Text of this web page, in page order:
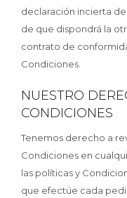
declaración incierta
de que dispondrá la
contrato de
Condiciones.
NUESTRO
CONDICIONES
Tenemos derecho a
Condiciones en
las políticas y
que efectúe cada